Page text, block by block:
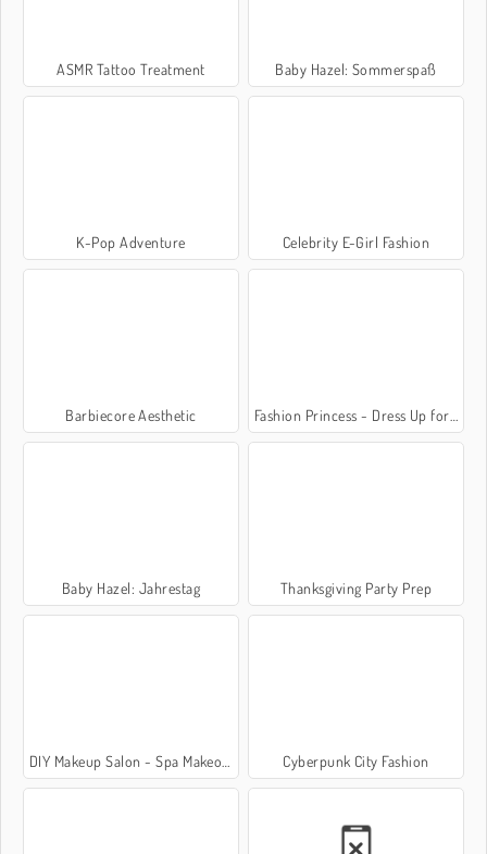
ASMR Tattoo Treatment Baby Hazel: Sommerspaß
K-Pop Adventure Celebrity E-Girl Fashion
Barbiecore Aesthetic Fashion Princess - Dress Up for Girls
Baby Hazel: Jahrestag Thanksgiving Party Prep
DIY Makeup Salon - Spa Makeover Studio Cyberpunk City Fashion